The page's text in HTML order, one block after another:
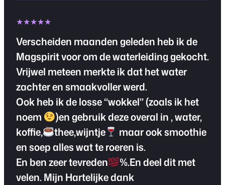
★★★★★
Verscheiden maanden geleden heb ik de
Magspirit voor om de waterleiding gekocht.
Vrijwel meteen merkte ik dat het water
zachter en smaakvoller werd.
Ook heb ik de losse “wokkel” (zoals ik het
noem
)en gebruik deze overal in , water,
koffie,
thee,wijntje
maar ook smoothie
en soep alles wat te roeren is.
En ben zeer tevreden
%.En deel dit met
velen. Mijn Hartelijke dank